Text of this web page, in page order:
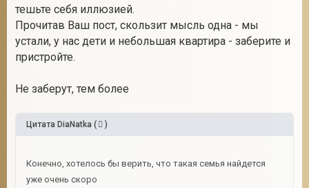
тешьте себя иллюзией.
Прочитав Ваш пост, скользит мысль одна - мы
устали, у нас дети и небольшая квартира - заберите и
пристройте.
Не заберут, тем более
Цитата DiaNatka ( )
Конечно, хотелось бы верить, что такая семья найдется
уже очень скоро